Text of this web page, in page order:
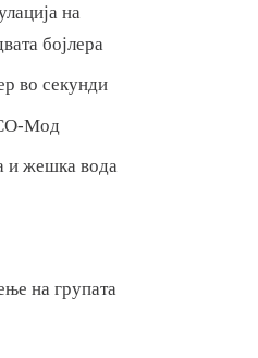
на
бојлера
во секунди
Мод
и жешка вода
на групата